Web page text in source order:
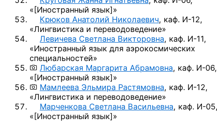
« [Иностранный язык]»
Крюков Анатолий Николаевич, каф. И-12,
«Лингвистика и переводоведение»
Левичева Светлана Викторовна, каф. И-11,
«Иностранный язык для аэрокосмических
специальностей»
Любарская Маргарита Абрамовна, каф. И-06,
« [Иностранный язык]»
Мамлеева Эльмира Растямовна, каф. И-12,
«Лингвистика и переводоведение»
Марченкова Светлана Васильевна, каф. И-
« [Иностранный язык]»